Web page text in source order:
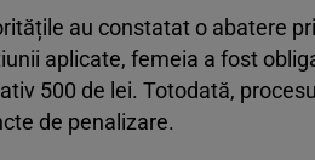
au constatat o abatere
aplicate, femeia a fost
500 de lei. Totodată,
de penalizare.